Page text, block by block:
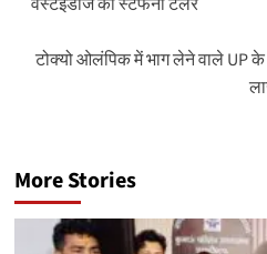
टोक्यो ओलंपिक में भाग लेने वाले UP
More Stories